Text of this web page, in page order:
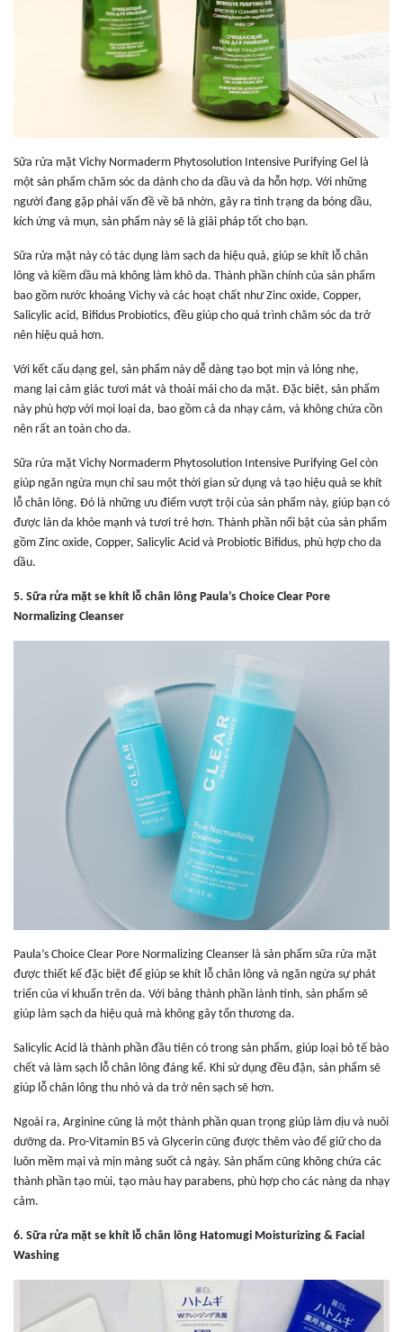
Sữa rửa mặt Vichy Normaderm Phytosolution Intensive Purifying Gel là
một sản phẩm chăm sóc da dành cho da dầu và da hỗn hợp. Với những
người đang gặp phải vấn đề về bã nhờn, gây ra tình trạng da bóng dầu,
kích ứng và mụn, sản phẩm này sẽ là giải pháp tốt cho bạn.
Sữa rửa mặt này có tác dụng làm sạch da hiệu quả, giúp se khít lỗ chân
lông và kiềm dầu mà không làm khô da. Thành phần chính của sản phẩm
bao gồm nước khoáng Vichy và các hoạt chất như Zinc oxide, Copper,
Salicylic acid, Bifidus Probiotics, đều giúp cho quá trình chăm sóc da trở
nên hiệu quả hơn.
Với kết cấu dạng gel, sản phẩm này dễ dàng tạo bọt mịn và lỏng nhẹ,
mang lại cảm giác tươi mát và thoải mái cho da mặt. Đặc biệt, sản phẩm
này phù hợp với mọi loại da, bao gồm cả da nhạy cảm, và không chứa cồn
nên rất an toàn cho da.
Sữa rửa mặt Vichy Normaderm Phytosolution Intensive Purifying Gel còn
giúp ngăn ngừa mụn chỉ sau một thời gian sử dụng và tạo hiệu quả se khít
lỗ chân lông. Đó là những ưu điểm vượt trội của sản phẩm này, giúp bạn có
được làn da khỏe mạnh và tươi trẻ hơn. Thành phần nổi bật của sản phẩm
gồm Zinc oxide, Copper, Salicylic Acid và Probiotic Bifidus, phù hợp cho da
dầu.
5. Sữa rửa mặt se khít lỗ chân lông Paula’s Choice Clear Pore
Normalizing Cleanser
Paula’s Choice Clear Pore Normalizing Cleanser là sản phẩm sữa rửa mặt
được thiết kế đặc biệt để giúp se khít lỗ chân lông và ngăn ngừa sự phát
triển của vi khuẩn trên da. Với bảng thành phần lành tính, sản phẩm sẽ
giúp làm sạch da hiệu quả mà không gây tổn thương da.
Salicylic Acid là thành phần đầu tiên có trong sản phẩm, giúp loại bỏ tế bào
chết và làm sạch lỗ chân lông đáng kể. Khi sử dụng đều đặn, sản phẩm sẽ
giúp lỗ chân lông thu nhỏ và da trở nên sạch sẽ hơn.
Ngoài ra, Arginine cũng là một thành phần quan trọng giúp làm dịu và nuôi
dưỡng da. Pro-Vitamin B5 và Glycerin cũng được thêm vào để giữ cho da
luôn mềm mại và mịn màng suốt cả ngày. Sản phẩm cũng không chứa các
thành phần tạo mùi, tạo màu hay parabens, phù hợp cho các nàng da nhạy
cảm.
6. Sữa rửa mặt se khít lỗ chân lông Hatomugi Moisturizing & Facial
Washing